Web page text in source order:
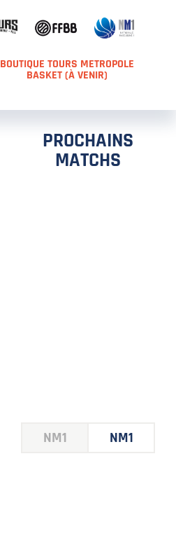
BOUTIQUE TOURS METROPOLE
BASKET (À VENIR)
PROCHAINS
MATCHS
NM1 NM1